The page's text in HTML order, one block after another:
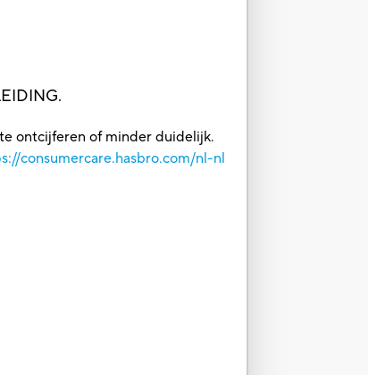
ontcijferen of minder duidelijk.
consumercare.hasbro.com/nl-nl